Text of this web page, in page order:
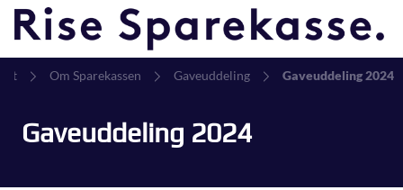
Om Sparekassen Gaveuddeling Gaveuddeling 2024
Gaveuddeling 2024